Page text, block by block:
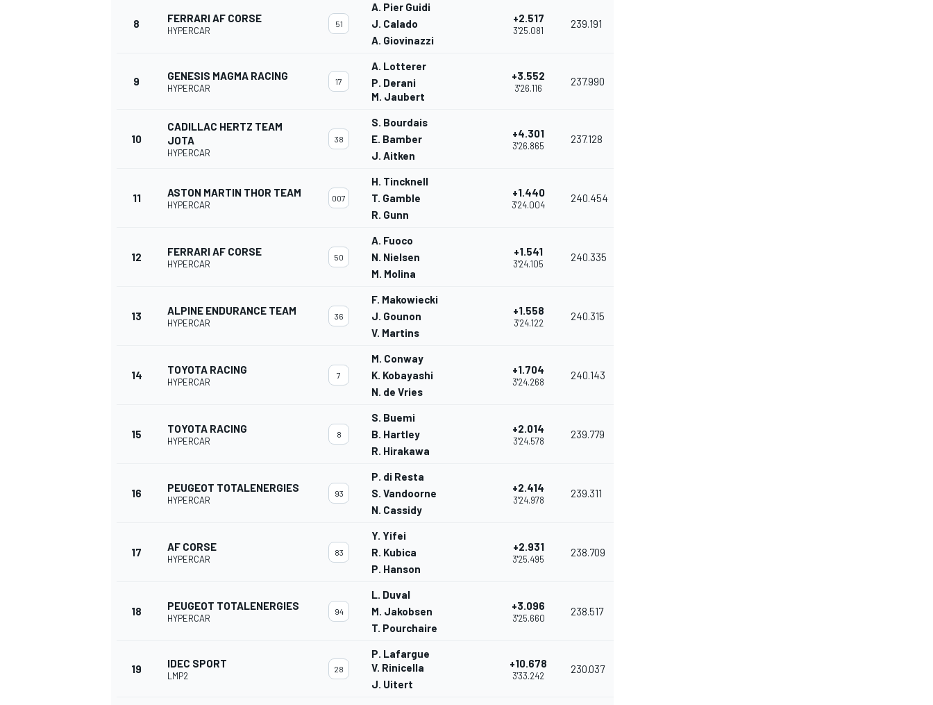
8 FERRARI AF CORSE
HYPERCAR
51
A. Pier Guidi
J. Calado
A. Giovinazzi
+2.517
3'25.081
239.191
9 GENESIS MAGMA RACING
HYPERCAR
17
A. Lotterer
P. Derani
M. Jaubert
+3.552
3'26.116
237.990
10
CADILLAC HERTZ TEAM
JOTA
HYPERCAR
38
S. Bourdais
E. Bamber
J. Aitken
+4.301
3'26.865
237.128
11 ASTON MARTIN THOR TEAM
HYPERCAR
007
H. Tincknell
T. Gamble
R. Gunn
+1.440
3'24.004
240.454
12 FERRARI AF CORSE
HYPERCAR
50
A. Fuoco
N. Nielsen
M. Molina
+1.541
3'24.105
240.335
13 ALPINE ENDURANCE TEAM
HYPERCAR
36
F. Makowiecki
J. Gounon
V. Martins
+1.558
3'24.122
240.315
14 TOYOTA RACING
HYPERCAR
7
M. Conway
K. Kobayashi
N. de Vries
+1.704
3'24.268
240.143
15 TOYOTA RACING
HYPERCAR
8
S. Buemi
B. Hartley
R. Hirakawa
+2.014
3'24.578
239.779
16 PEUGEOT TOTALENERGIES
HYPERCAR
93
P. di Resta
S. Vandoorne
N. Cassidy
+2.414
3'24.978
239.311
17 AF CORSE
HYPERCAR
83
Y. Yifei
R. Kubica
P. Hanson
+2.931
3'25.495
238.709
18 PEUGEOT TOTALENERGIES
HYPERCAR
94
L. Duval
M. Jakobsen
T. Pourchaire
+3.096
3'25.660
238.517
19 IDEC SPORT
LMP2
28
P. Lafargue
V. Rinicella
J. Uitert
+10.678
3'33.242
230.037